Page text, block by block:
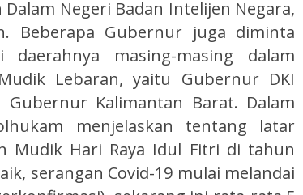
Negeri Badan Intelijen Negara,
Beberapa Gubernur juga diminta
masing-masing dalam
Lebaran, yaitu Gubernur DKI
Gubernur Kalimantan Barat. Dalam
menjelaskan tentang latar
Mudik Hari Raya Idul Fitri di tahun
serangan Covid-19 mulai melandai